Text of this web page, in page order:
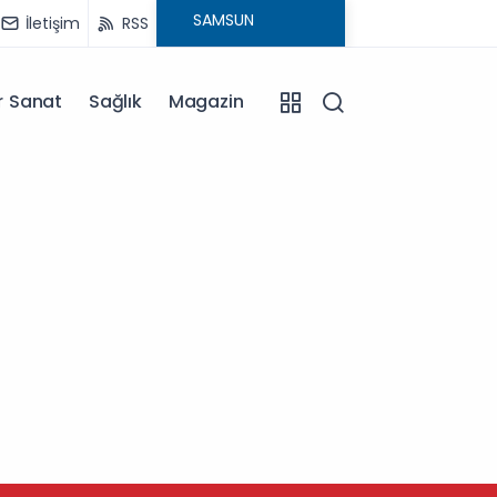
İletişim RSS
Sanat Sağlık Magazin